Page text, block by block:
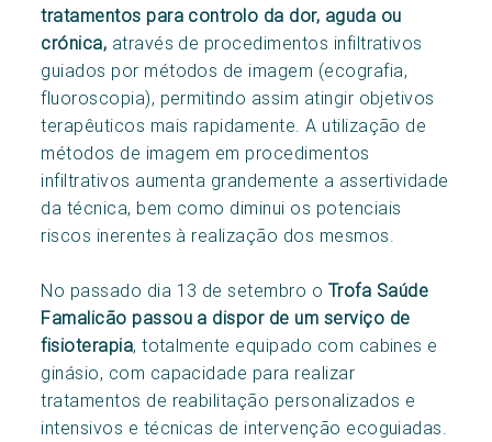
tratamentos para controlo da dor, aguda ou
crónica, através de procedimentos infiltrativos
guiados por métodos de imagem (ecografia,
fluoroscopia), permitindo assim atingir objetivos
terapêuticos mais rapidamente. A utilização de
métodos de imagem em procedimentos
infiltrativos aumenta grandemente a assertividade
da técnica, bem como diminui os potenciais
riscos inerentes à realização dos mesmos.
No passado dia 13 de setembro o Trofa Saúde
Famalicão passou a dispor de um serviço de
fisioterapia, totalmente equipado com cabines e
ginásio, com capacidade para realizar
tratamentos de reabilitação personalizados e
intensivos e técnicas de intervenção ecoguiadas.